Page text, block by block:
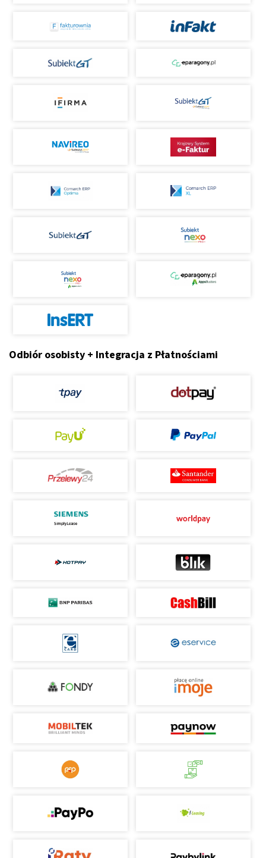
Odbiór osobisty + Integracja z Płatnościami